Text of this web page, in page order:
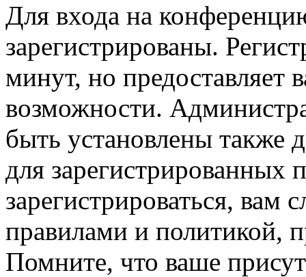
Для входа на
зарегистрированы.
минут, но предоставляет
возможности.
быть установлены также
для зарегистрированных
зарегистрироваться, вам
правилами и политикой,
Помните, что ваше